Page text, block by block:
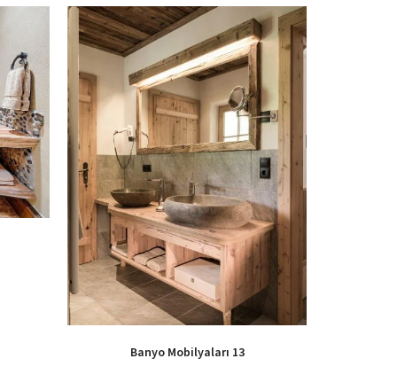
Banyo Mobilyaları 13